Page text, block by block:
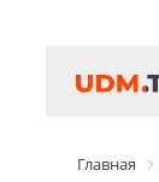
Главная